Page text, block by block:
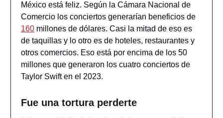
México está feliz. Según la Cámara Nacional de
Comercio los conciertos generarían beneficios de
160 millones de dólares. Casi la mitad de eso es
de taquillas y lo otro es de hoteles, restaurantes y
otros comercios. Eso está por encima de los 50
millones que generaron los cuatro conciertos de
Taylor Swift en el 2023.
Fue una tortura perderte